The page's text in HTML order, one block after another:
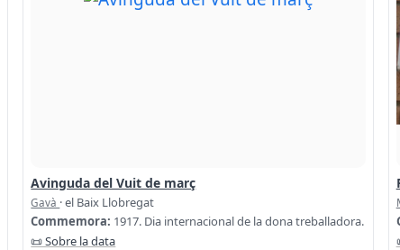
Avinguda del Vuit de març
Gavà · el Baix Llobregat
Commemora: 1917. Dia internacional de la dona treballadora.
📜 Sobre la data